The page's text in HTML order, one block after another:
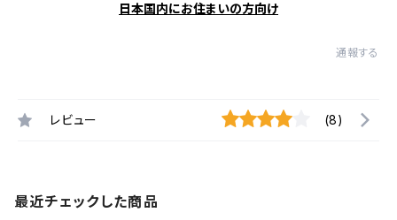
日本国内にお住まいの方向け
通報する
レビュー (8)
最近チェックした商品